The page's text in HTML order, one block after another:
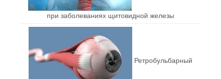
при заболеваниях щитовидной железы
Ретробульбарный